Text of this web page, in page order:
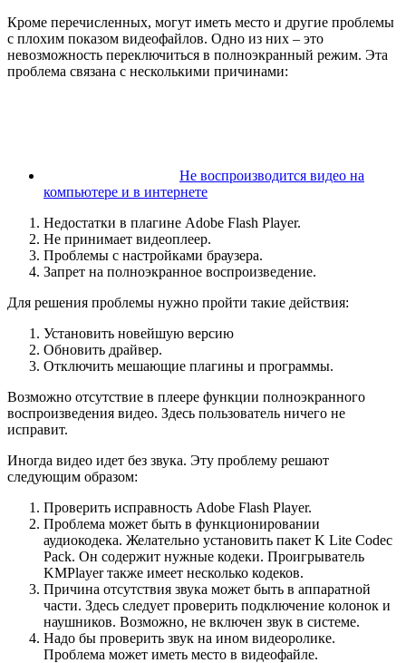
Кроме перечисленных, могут иметь место и другие проблемы
с плохим показом видеофайлов. Одно из них – это
невозможность переключиться в полноэкранный режим. Эта
проблема связана с несколькими причинами:
Не воспроизводится видео на
компьютере и в интернете
Недостатки в плагине Adobe Flash Player.
Не принимает видеоплеер.
Проблемы с настройками браузера.
Запрет на полноэкранное воспроизведение.
Для решения проблемы нужно пройти такие действия:
Установить новейшую версию
Обновить драйвер.
Отключить мешающие плагины и программы.
Возможно отсутствие в плеере функции полноэкранного
воспроизведения видео. Здесь пользователь ничего не
исправит.
Иногда видео идет без звука. Эту проблему решают
следующим образом:
Проверить исправность Adobe Flash Player.
Проблема может быть в функционировании
аудиокодека. Желательно установить пакет K Lite Codec
Pack. Он содержит нужные кодеки. Проигрыватель
KMPlayer также имеет несколько кодеков.
Причина отсутствия звука может быть в аппаратной
части. Здесь следует проверить подключение колонок и
наушников. Возможно, не включен звук в системе.
Надо бы проверить звук на ином видеоролике.
Проблема может иметь место в видеофайле.